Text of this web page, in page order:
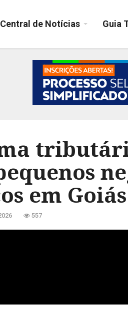
Central de Notícias Guia
em Goiás
557